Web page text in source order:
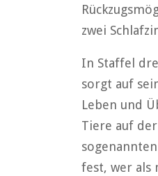
zwei
In Staffel
sorgt auf
Leben und
Tiere auf
fest, wer als